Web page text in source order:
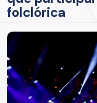
folclórica